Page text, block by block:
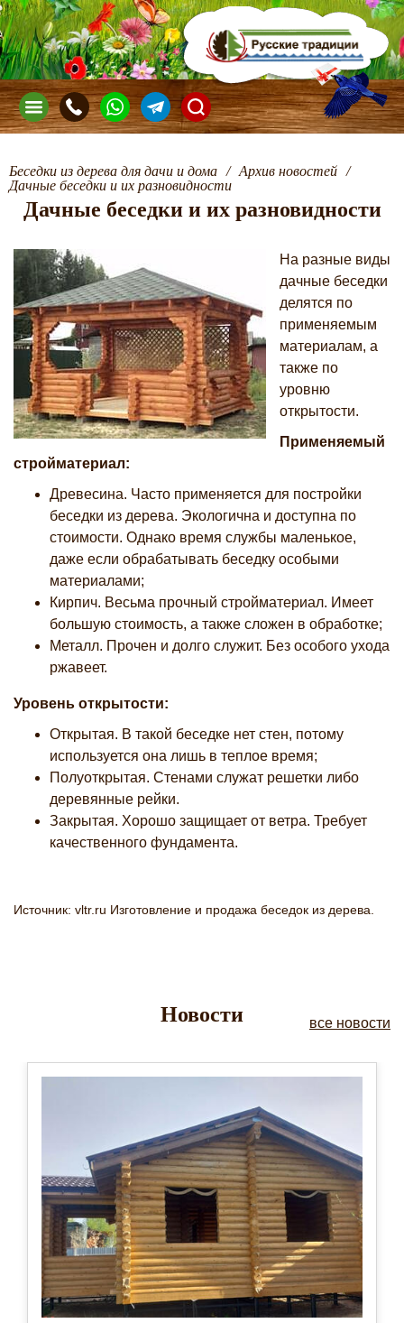
Беседки из дерева для дачи и дома / Архив новостей /
Дачные беседки и их разновидности
Дачные беседки и их разновидности
На разные виды
дачные беседки
делятся по
применяемым
материалам, а
также по
уровню
открытости.
Применяемый
стройматериал:
Древесина. Часто применяется для постройки
беседки из дерева. Экологична и доступна по
стоимости. Однако время службы маленькое,
даже если обрабатывать беседку особыми
материалами;
Кирпич. Весьма прочный стройматериал. Имеет
большую стоимость, а также сложен в обработке;
Металл. Прочен и долго служит. Без особого ухода
ржавеет.
Уровень открытости:
Открытая. В такой беседке нет стен, потому
используется она лишь в теплое время;
Полуоткрытая. Стенами служат решетки либо
деревянные рейки.
Закрытая. Хорошо защищает от ветра. Требует
качественного фундамента.
Источник: vltr.ru Изготовление и продажа беседок из дерева.
Новости все новости